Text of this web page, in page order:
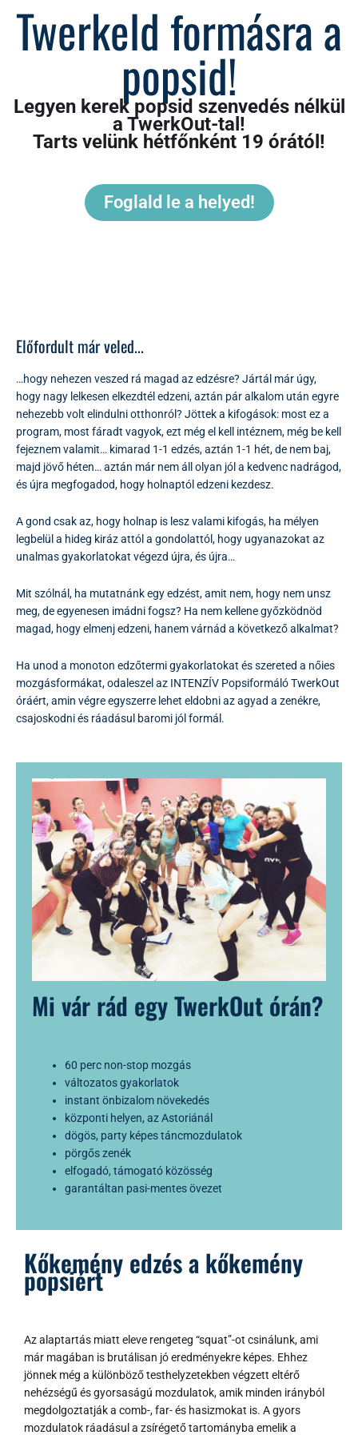
Twerkeld formásra a
popsid!
Legyen kerek popsid szenvedés nélkül
a TwerkOut-tal!
Tarts velünk hétfőnként 19 órától!
Foglald le a helyed!
Előfordult már veled...
…hogy nehezen veszed rá magad az edzésre? Jártál már úgy,
hogy nagy lelkesen elkezdtél edzeni, aztán pár alkalom után egyre
nehezebb volt elindulni otthonról? Jöttek a kifogások: most ez a
program, most fáradt vagyok, ezt még el kell intéznem, még be kell
fejeznem valamit… kimarad 1-1 edzés, aztán 1-1 hét, de nem baj,
majd jövő héten… aztán már nem áll olyan jól a kedvenc nadrágod,
és újra megfogadod, hogy holnaptól edzeni kezdesz.
A gond csak az, hogy holnap is lesz valami kifogás, ha mélyen
legbelül a hideg kiráz attól a gondolattól, hogy ugyanazokat az
unalmas gyakorlatokat végezd újra, és újra…
Mit szólnál, ha mutatnánk egy edzést, amit nem, hogy nem unsz
meg, de egyenesen imádni fogsz? Ha nem kellene győzködnöd
magad, hogy elmenj edzeni, hanem várnád a következő alkalmat?
Ha unod a monoton edzőtermi gyakorlatokat és szereted a nőies
mozgásformákat, odaleszel az INTENZÍV Popsiformáló TwerkOut
óráért, amin végre egyszerre lehet eldobni az agyad a zenékre,
csajoskodni és ráadásul baromi jól formál.
Mi vár rád egy TwerkOut órán?
60 perc non-stop mozgás
változatos gyakorlatok
instant önbizalom növekedés
központi helyen, az Astoriánál
dögös, party képes táncmozdulatok
pörgős zenék
elfogadó, támogató közösség
garantáltan pasi-mentes övezet
Kőkemény edzés a kőkemény
popsiért
Az alaptartás miatt eleve rengeteg “squat”-ot csinálunk, ami
már magában is brutálisan jó eredményekre képes. Ehhez
jönnek még a különböző testhelyzetekben végzett eltérő
nehézségű és gyorsaságú mozdulatok, amik minden irányból
megdolgoztatják a comb-, far- és hasizmokat is. A gyors
mozdulatok ráadásul a zsírégető tartományba emelik a